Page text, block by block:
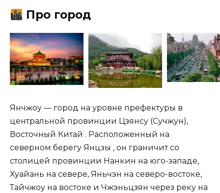
Про город
Янчжоу — город на уровне префектуры в
центральной провинции Цзянсу (Сучжун),
Восточный Китай . Расположенный на
северном берегу Янцзы , он граничит со
столицей провинции Нанкин на юго-западе,
Хуайань на севере, Яньчэн на северо-востоке,
Тайчжоу на востоке и Чжэньцзян через реку на